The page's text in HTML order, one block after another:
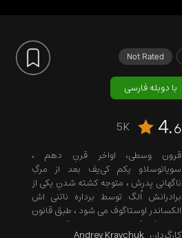
Not Rated
با دوبله فارسی
4.6
5K
قرون وسطی، اواخر قرنِ دهم ،
سویاتوسلاو یکم کی‌یف بعد از مرگِ
ناگهانی پدرش ، متوجه کشته شدنِ یکی از
برادرانش اُلگ توسط برداره ناتنی اش
الکساندر اوستاگوف می شود ، طبق قانون
برادره کوچکتر می بایست انتقام برادره